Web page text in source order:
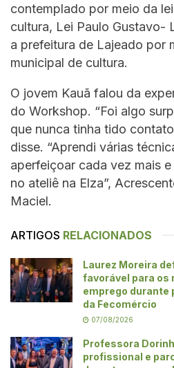
contemplado por meio da
cultura, Lei Paulo Gustavo-
a prefeitura de Lajeado por
municipal de cultura.
O jovem Kauã falou da
do Workshop. “Foi algo
que nunca tinha tido
disse. “Aprendi várias
aperfeiçoar cada vez mais
no ateliê na Elza”,
Maciel.
ARTIGOS RELACIONADOS
Laurez Moreira
favorável para os
emprego durante
da Fecomércio
07/08/2026
Professora
profissional e